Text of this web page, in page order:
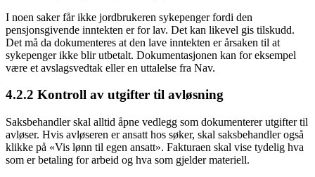
I noen saker får ikke jordbrukeren sykepenger fordi den
pensjonsgivende inntekten er for lav. Det kan likevel gis tilskudd.
Det må da dokumenteres at den lave inntekten er årsaken til at
sykepenger ikke blir utbetalt. Dokumentasjonen kan for eksempel
være et avslagsvedtak eller en uttalelse fra Nav.
4.2.2 Kontroll av utgifter til avløsning
Saksbehandler skal alltid åpne vedlegg som dokumenterer utgifter til
avløser. Hvis avløseren er ansatt hos søker, skal saksbehandler også
klikke på «Vis lønn til egen ansatt». Fakturaen skal vise tydelig hva
som er betaling for arbeid og hva som gjelder materiell.